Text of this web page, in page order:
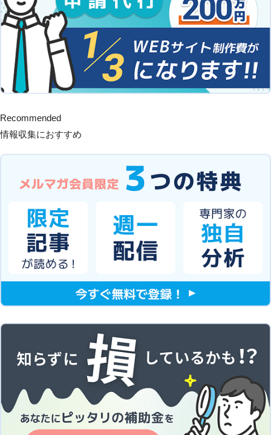
Recommended
情報収集におすすめ